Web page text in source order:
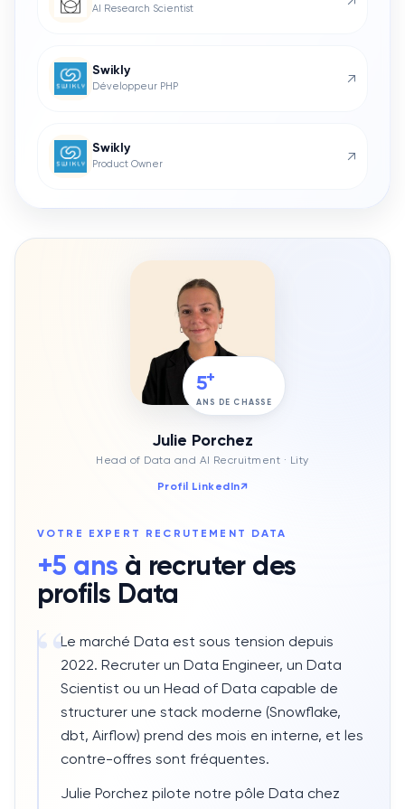
AI Research Scientist
Swikly
Développeur PHP ↗
Swikly
Product Owner ↗
5+
ANS DE CHASSE
Julie Porchez
Head of Data and AI Recruitment · Lity
Profil LinkedIn↗
VOTRE EXPERT RECRUTEMENT DATA
+5 ans à recruter des
profils Data
“Le marché Data est sous tension depuis
2022. Recruter un Data Engineer, un Data
Scientist ou un Head of Data capable de
structurer une stack moderne (Snowflake,
dbt, Airflow) prend des mois en interne, et les
contre-offres sont fréquentes.
Julie Porchez pilote notre pôle Data chez